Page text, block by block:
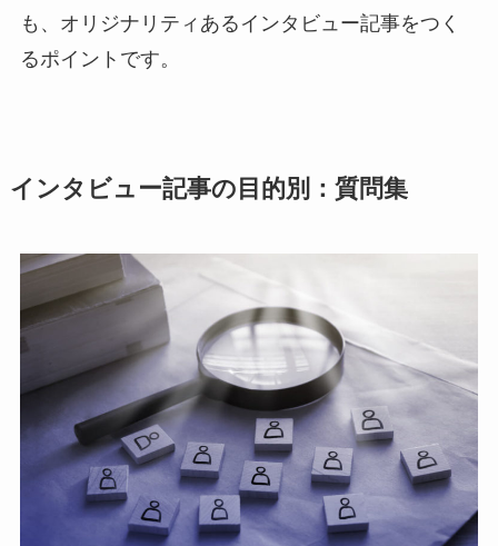
も、オリジナリティあるインタビュー記事をつく
るポイントです。
インタビュー記事の目的別：質問集